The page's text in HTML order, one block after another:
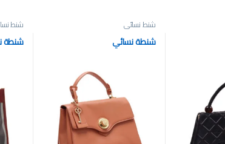
شنط نسائي
شنطة نسائي
شنط
شنطة